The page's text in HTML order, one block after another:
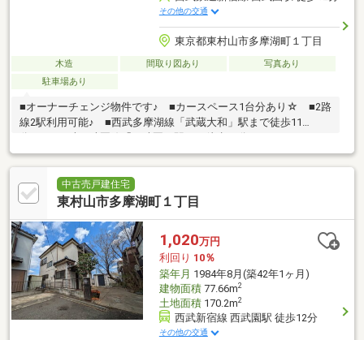
その他の交通
東京都東村山市多摩湖町１丁目
木造 間取り図あり
写真あり
駐車場あり
■オーナーチェンジ物件です♪ ■カースペース1台分あり☆ ■2路
線2駅利用可能♪ ■西武多摩湖線「武蔵大和」駅まで徒歩11
中古売戸建住宅
東村山市多摩湖町１丁目
1,020万円
利回り 10％
築年月 1984年8月(築42年1ヶ月)
建物面積77.66m2
土地面積170.2m2
西武新宿線 西武園駅 徒歩12分
その他の交通